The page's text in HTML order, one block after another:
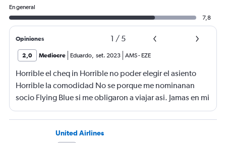
En general
7,8
Opiniones 1 / 5
2,0 Mediocre Eduardo, set. 2023 AMS- EZE
Horrible el cheq in Horrible no poder elegir el asiento
Horrible la comodidad No se porque me nominanan
socio Flying Blue si me obligaron a viajar asi. Jamas en mi
vida viaje tan mal
United Airlines